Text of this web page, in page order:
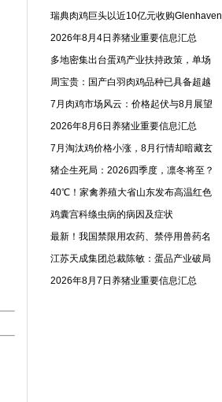
瑞典肉鸡巨头以近10亿元收购Glenhaven
2026年8月4日养猪业重要信息汇总
多地密集出台蛋鸡产业扶持政策，单场
周宝贵：国产白羽肉鸡品种已具备超越
7月肉鸡市场风云：价格起伏与8月展望
2026年8月6日养猪业重要信息汇总
7月淘汰鸡价格小涨，8月行情却暗藏玄
猪企生死局：2026四季度，凛冬将至？
40℃！家禽养殖大省山东发布高温红色
鸡囊宫科绦虫病的病因及症状
最新！我国禁限用农药、禁停用兽药名
江苏天成集团总裁陈敏：蛋品产业破局
2026年8月7日养猪业重要信息汇总